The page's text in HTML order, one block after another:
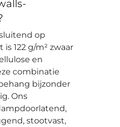
op
122 g/m² zwaar
en
combinatie
bijzonder
Ons
stootvast,